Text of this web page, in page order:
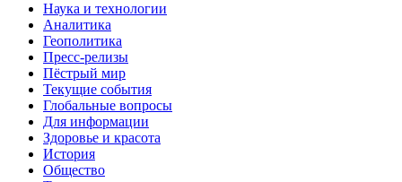
Наука и технологии
Аналитика
Геополитика
Пресс-релизы
Пёстрый мир
Текущие события
Глобальные вопросы
Для информации
Здоровье и красота
История
Общество